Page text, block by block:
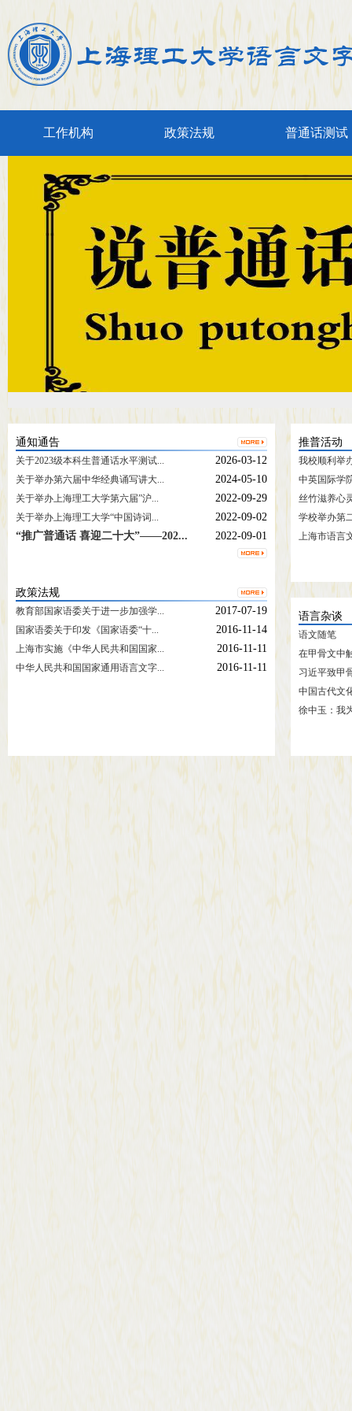
工作机构 政策法规 普通话测试
通知通告
关于2023级本科生普通话水平测试... 2026-03-12
关于举办第六届中华经典诵写讲大... 2024-05-10
关于举办上海理工大学第六届”沪... 2022-09-29
关于举办上海理工大学“中国诗词...
2022-09-02
“推广普通话 喜迎二十大”——202...
2022-09-01
政策法规
教育部国家语委关于进一步加强学... 2017-07-19
国家语委关于印发《国家语委“十... 2016-11-14
上海市实施《中华人民共和国国家... 2016-11-11
中华人民共和国国家通用语言文字... 2016-11-11
推普活动
我校顺利举
中英国际学
丝竹滋养心
学校举办第
上海市语言
语言杂谈
语文随笔
在甲骨文中
习近平致甲
中国古代文
徐中玉：我